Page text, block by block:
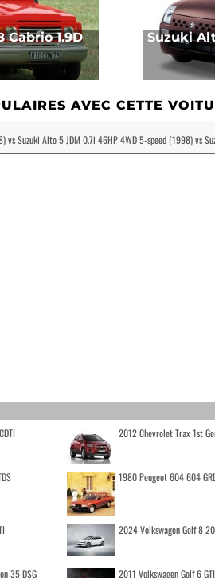
Cabrio 1.9D
Suzuki
AVEC CETTE
vs Suzuki Alto 5 JDM 0.7i 46HP 4WD 5-speed (1998) vs
2012 Chevrolet Trax 1st
1980 Peugeot 604 604
2024 Volkswagen Golf 8
35 DSG
2011 Volkswagen Golf 6